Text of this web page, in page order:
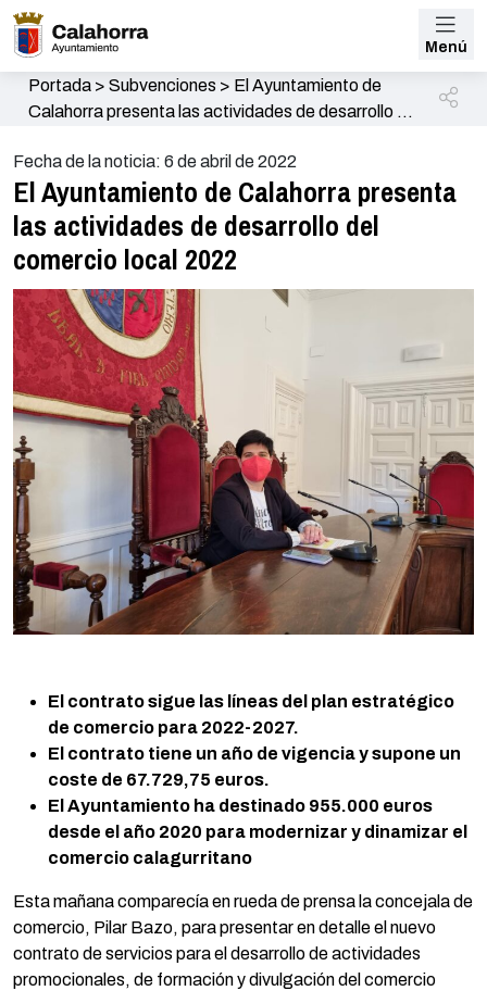
Menú
Portada> Subvenciones > El Ayuntamiento de
Calahorra presenta las actividades de desarrollo del
Fecha de la noticia: 6 de abril de 2022
El Ayuntamiento de Calahorra presenta
las actividades de desarrollo del
comercio local 2022
El contrato sigue las líneas del plan estratégico
de comercio para 2022-2027.
El contrato tiene un año de vigencia y supone un
coste de 67.729,75 euros.
El Ayuntamiento ha destinado 955.000 euros
desde el año 2020 para modernizar y dinamizar el
comercio calagurritano
Esta mañana comparecía en rueda de prensa la concejala de
comercio, Pilar Bazo, para presentar en detalle el nuevo
contrato de servicios para el desarrollo de actividades
promocionales, de formación y divulgación del comercio